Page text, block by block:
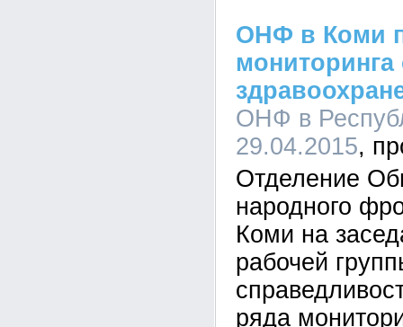
ОНФ в Коми
ОНФ в
29.04.2015
Отделение
народного
Коми на
рабочей
ряда